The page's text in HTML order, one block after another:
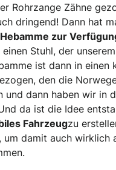
Rohrzange Zähne
dringend! Dann hat
zur
Stuhl, der
ist dann in einen
den die
und dann haben wir in
da ist die Idee
Fahrzeugzu
um damit auch wirklich